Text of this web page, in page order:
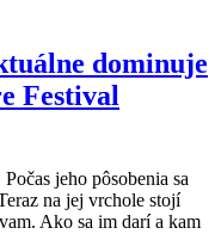
dominuje
Festival
jeho pôsobenia sa
na jej vrchole stojí
Ako sa im darí a kam